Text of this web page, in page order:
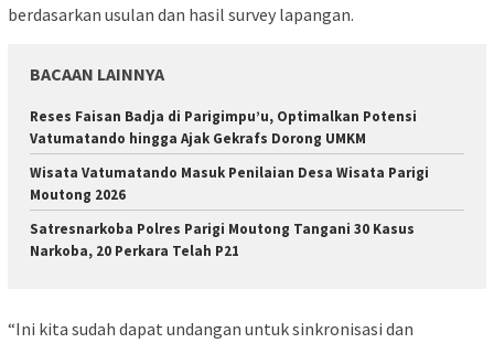
berdasarkan usulan dan hasil survey lapangan.
BACAAN LAINNYA
Reses Faisan Badja di Parigimpu’u, Optimalkan Potensi
Vatumatando hingga Ajak Gekrafs Dorong UMKM
Wisata Vatumatando Masuk Penilaian Desa Wisata Parigi
Moutong 2026
Satresnarkoba Polres Parigi Moutong Tangani 30 Kasus
Narkoba, 20 Perkara Telah P21
“Ini kita sudah dapat undangan untuk sinkronisasi dan